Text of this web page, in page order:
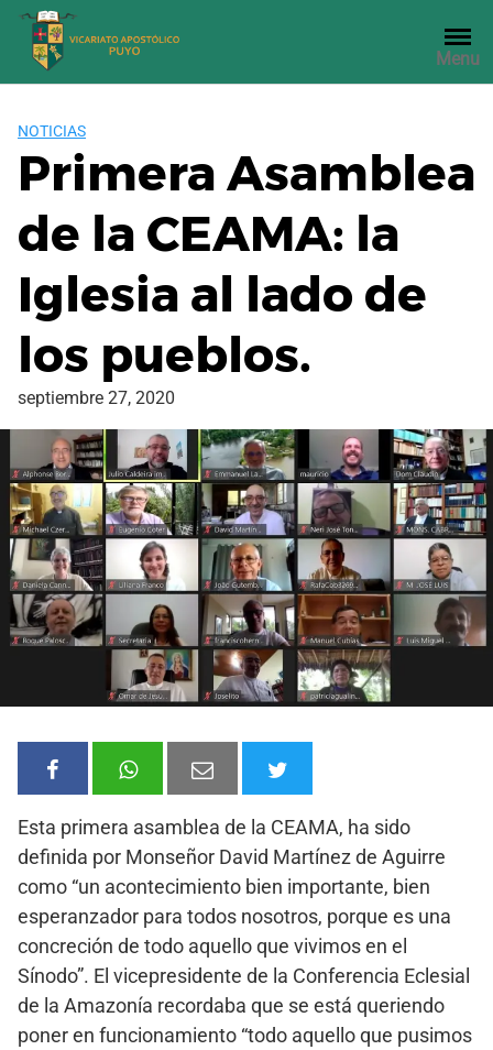
Saltar
contenido
Menu
NOTICIAS
Primera Asamblea
de la CEAMA: la
Iglesia al lado de
los pueblos.
septiembre 27, 2020
Esta primera asamblea de la CEAMA, ha sido
definida por Monseñor David Martínez de Aguirre
como “un acontecimiento bien importante, bien
esperanzador para todos nosotros, porque es una
concreción de todo aquello que vivimos en el
Sínodo”. El vicepresidente de la Conferencia Eclesial
de la Amazonía recordaba que se está queriendo
poner en funcionamiento “todo aquello que pusimos